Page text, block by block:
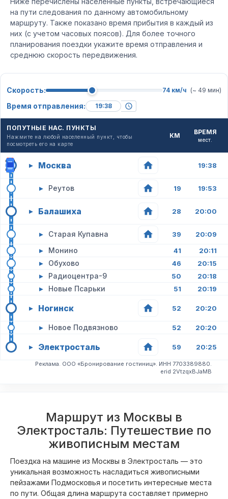
на пути следования по данному автомобильному
маршруту. Также показано время прибытия в каждый из
них (с учетом часовых поясов). Для более точного
планирования поездки укажите время отправления и
среднюю скорость передвижения.
Скорость: 74 км/ч (~ 49 мин)
Время отправления:
ПОПУТНЫЕ НАС. ПУНКТЫ
Нажмите на любой населенный пункт, чтобы
посмотреть его на карте
КМ ВРЕМЯ
мест.
▸ Москва 19:38
▸ Реутов 19 19:53
▸ Балашиха 28 20:00
▸ Старая Купавна 39 20:09
▸ Монино 41 20:11
▸ Обухово 46 20:15
▸ Радиоцентра-9 50 20:18
▸ Новые Псарьки 51 20:19
▸ Ногинск 52 20:20
▸ Новое Подвязново 52 20:20
▸ Электросталь 59 20:25
Реклама. ООО «Бронирование гостиниц». ИНН 7703389880.
erid 2VtzqxBJaMB
Маршрут из Москвы в
Электросталь: Путешествие по
живописным местам
Поездка на машине из Москвы в Электросталь — это
уникальная возможность насладиться живописными
пейзажами Подмосковья и посетить интересные места
по пути. Общая длина маршрута составляет примерно